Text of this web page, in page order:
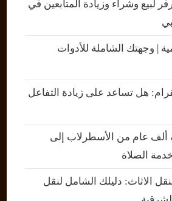
لبيع وشراء وزيادة المتابعين في
| وجهتك الشاملة للأدوات
هل تساعد على زيادة التفاعل
ألف عام من الأسطرلاب إلى
الصلاة
الاثاث: دليلك الشامل لنقل